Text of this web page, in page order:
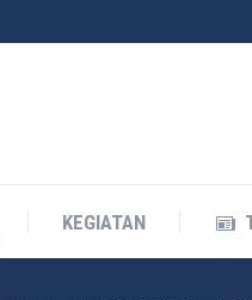
KEGIATAN
KEGIATAN